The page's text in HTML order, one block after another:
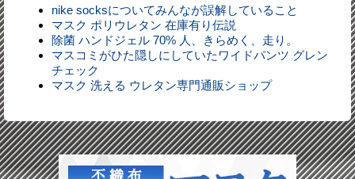
nike socksについてみんなが誤解していること
マスク ポリウレタン 在庫有り伝説
除菌 ハンドジェル 70% 人、きらめく、走り。
マスコミがひた隠しにしていたワイドパンツ グレン
チェック
マスク 洗える ウレタン専門通販ショップ